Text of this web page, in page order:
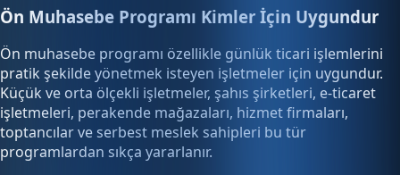
Ön Muhasebe Programı Kimler İçin Uygundur
Ön muhasebe programı özellikle günlük ticari işlemlerini
pratik şekilde yönetmek isteyen işletmeler için uygundur.
Küçük ve orta ölçekli işletmeler, şahıs şirketleri, e-ticaret
işletmeleri, perakende mağazaları, hizmet firmaları,
toptancılar ve serbest meslek sahipleri bu tür
programlardan sıkça yararlanır.